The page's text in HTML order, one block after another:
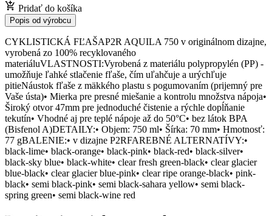
Pridať do košíka
Popis od výrobcu
CYKLISTICKÁ FĽAŠAP2R AQUILA 750 v originálnom dizajne,
vyrobená zo 100% recyklovaného
materiáluVLASTNOSTI:Vyrobená z materiálu polypropylén (PP) -
umožňuje ľahké stlačenie fľaše, čím uľahčuje a urýchľuje
pitieNáustok fľaše z mäkkého plastu s pogumovaním (prijemný pre
Vaše ústa)• Mierka pre presné miešanie a kontrolu množstva nápoja•
Široký otvor 47mm pre jednoduché čistenie a rýchle dopĺňanie
tekutín• Vhodné aj pre teplé nápoje až do 50°C• bez látok BPA
(Bisfenol A)DETAILY:• Objem: 750 ml• Šírka: 70 mm• Hmotnosť:
77 gBALENIE:• v dizajne P2RFAREBNÉ ALTERNATÍVY:•
black-lime• black-orange• black-pink• black-red• black-silver•
black-sky blue• black-white• clear fresh green-black• clear glacier
blue-black• clear glacier blue-pink• clear ripe orange-black• pink-
black• semi black-pink• semi black-sahara yellow• semi black-
spring green• semi black-wine red